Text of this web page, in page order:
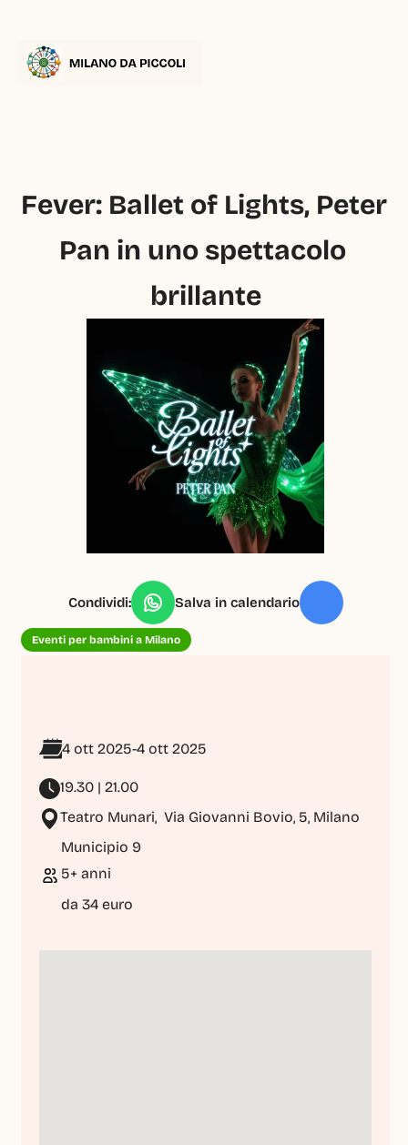
Fever: Ballet of Lights, Peter
Pan in uno spettacolo
brillante
Condividi: Salva in calendario
Eventi per bambini a Milano
4 ott 2025-4 ott 2025
19.30 | 21.00
Teatro Munari,  Via Giovanni Bovio, 5, Milano
Municipio 9
5+ anni
da 34 euro